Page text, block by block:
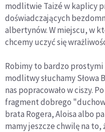
modlitwie Taizé w kaplicy
doświadczających
albertynów. W miejscu, w
chcemy uczyć się
Robimy to bardzo
modlitwy słuchamy Słowa
nas popracowało w ciszy.
fragment dobrego
brata Rogera, Aloisa albo
mamy jeszcze chwilę na